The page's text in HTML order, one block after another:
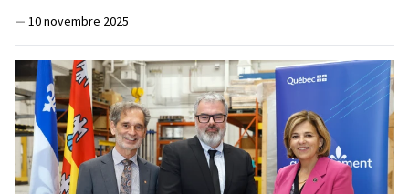
— 10 novembre 2025